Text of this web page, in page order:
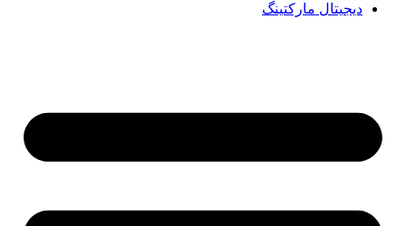
دیجیتال مارکتینگ